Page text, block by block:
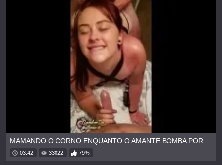
MAMANDO O CORNO ENQUANTO O AMANTE BOMBA POR TRÁS
03:42 33022 79%